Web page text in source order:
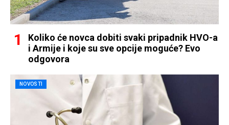
Koliko će novca dobiti svaki pripadnik HVO-a
i Armije i koje su sve opcije moguće? Evo
odgovora
NOVOSTI